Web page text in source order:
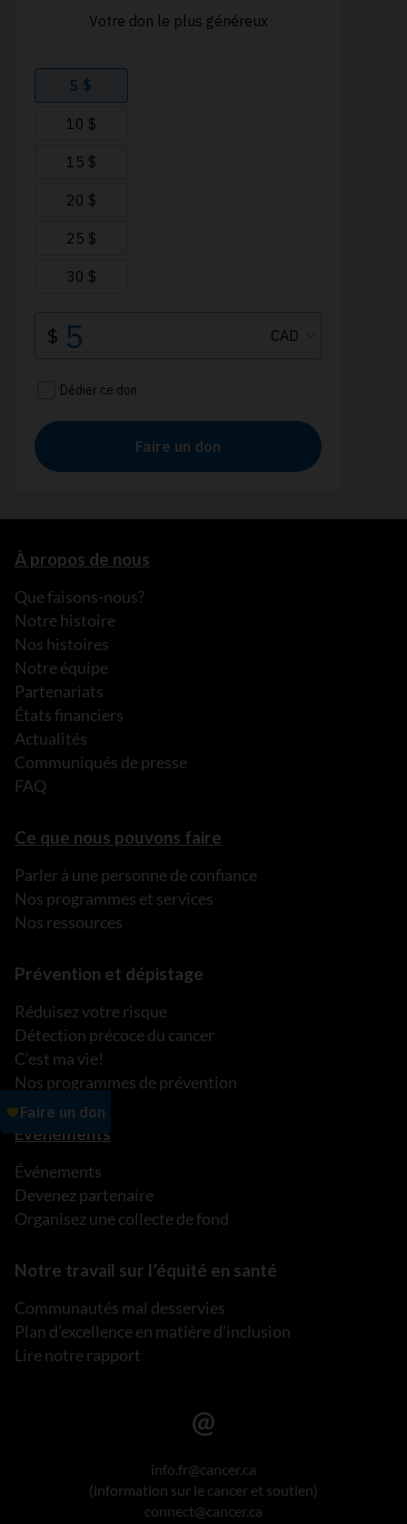
À propos de nous
Que faisons-nous?
Notre histoire
Nos histoires
Notre équipe
Partenariats
États financiers
Actualités
Communiqués de presse
FAQ
Ce que nous pouvons faire
Parler à une personne de confiance
Nos programmes et services
Nos ressources
Prévention et dépistage
Réduisez votre risque
Détection précoce du cancer
C’est ma vie!
Nos programmes de prévention
Événements
Événements
Devenez partenaire
Organisez une collecte de fond
Notre travail sur l’équité en santé
Communautés mal desservies
Plan d’excellence en matière d’inclusion
Lire notre rapport
info.fr@cancer.ca
(information sur le cancer et soutien)
connect@cancer.ca